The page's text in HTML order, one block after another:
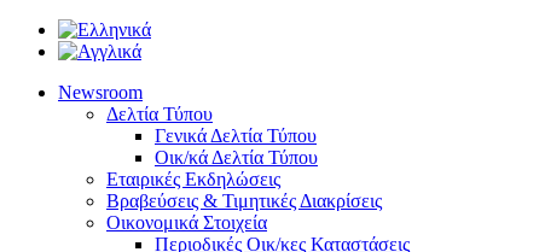
Newsroom
Δελτία Τύπου
Γενικά Δελτία Τύπου
Οικ/κά Δελτία Τύπου
Εταιρικές Εκδηλώσεις
Βραβεύσεις & Τιμητικές Διακρίσεις
Οικονομικά Στοιχεία
Περιοδικές Οικ/κες Καταστάσεις